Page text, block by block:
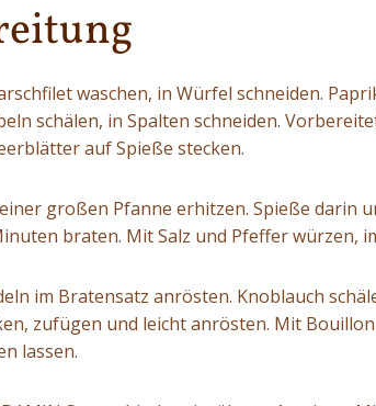
waschen, in Würfel schneiden.
schälen, in Spalten schneiden.
auf Spieße stecken.
großen Pfanne erhitzen. Spieße darin
braten. Mit Salz und Pfeffer würzen,
im Bratensatz anrösten. Knoblauch
zufügen und leicht anrösten. Mit
lassen.